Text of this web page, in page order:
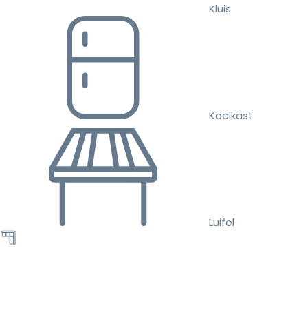
Kluis
Koelkast
Luifel